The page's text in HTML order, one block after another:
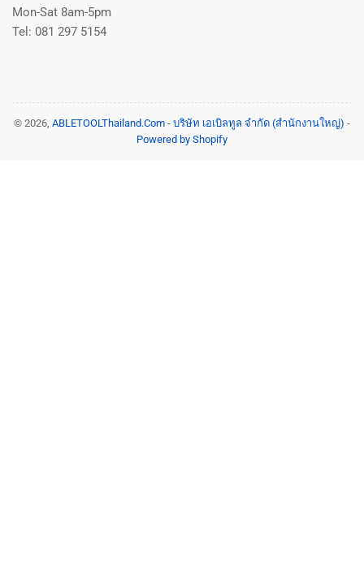
Mon-Sat 8am-5pm
Tel: 081 297 5154
© 2026, ABLETOOLThailand.Com - บริษัท เอเบิลทูล จำกัด (สำนักงานใหญ่) -
Powered by Shopify